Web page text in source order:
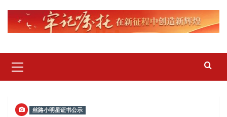
Menu
丝路小明星证书公示